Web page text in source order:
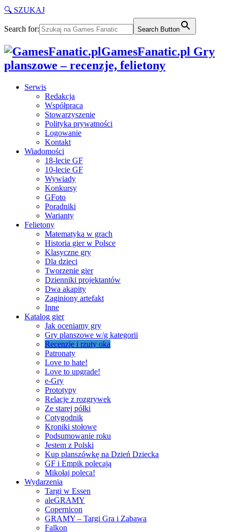
🔍 SZUKAJ
Search for: Search Button
GamesFanatic.pl Gry
planszowe – recenzje, felietony
Serwis
Redakcja
Współpraca
Stowarzyszenie
Polityka prywatności
Logowanie
Kontakt
Wiadomości
18-lecie GF
10-lecie GF
Wywiady
Konkursy
GFoto
Poradniki
Warianty
Felietony
Matematyka w grach
Historia gier w Polsce
Klasyczne gry
Dla dzieci
Tworzenie gier
Dzienniki projektantów
Dwa akapity
Zaginiony artefakt
Inne
Katalog gier
Jak oceniamy gry
Gry planszowe w/g kategorii
Recenzje i rzuty oka
Patronaty
Love to hate!
Love to upgrade!
e-Gry
Prototypy
Relacje z rozgrywek
Ze starej półki
Cotygodnik
Kroniki stołowe
Podsumowanie roku
Jestem z Polski
Kup planszówkę na Dzień Dziecka
GF i Empik polecają
Mikołaj poleca!
Wydarzenia
Targi w Essen
aleGRAMY
Copernicon
GRAMY – Targi Gra i Zabawa
Falkon